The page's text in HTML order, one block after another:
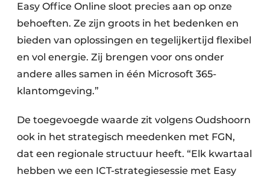
Easy Office Online sloot precies aan op onze
behoeften. Ze zijn groots in het bedenken en
bieden van oplossingen en tegelijkertijd flexibel
en vol energie. Zij brengen voor ons onder
andere alles samen in één Microsoft 365-
klantomgeving.”
De toegevoegde waarde zit volgens Oudshoorn
ook in het strategisch meedenken met FGN,
dat een regionale structuur heeft. “Elk kwartaal
hebben we een ICT-strategiesessie met Easy